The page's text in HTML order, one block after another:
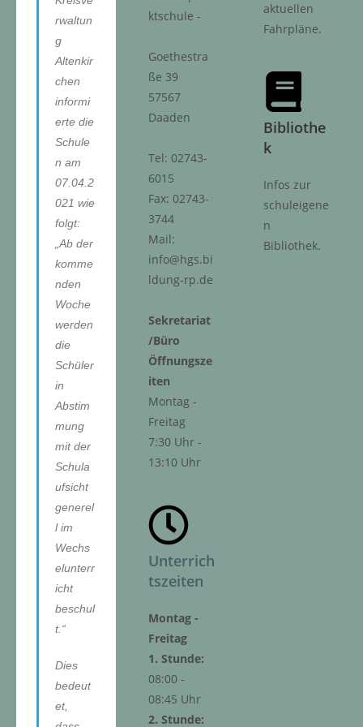
ktschule -
Goethestra
ße 39
57567
Daaden
Tel: 02743-
6015
Fax: 02743-
3744
Mail:
info@hgs.bi
ldung-rp.de
Sekretariat
/Büro
Öffnungsze
iten
Montag -
Freitag
7:30 Uhr -
13:10 Uhr
Unterrich
tszeiten
Montag -
Freitag
1. Stunde:
08:00 -
08:45 Uhr
2. Stunde:
rwaltun
g
Altenkir
chen
informi
erte die
Schule
n am
07.04.2
021 wie
folgt:
„Ab der
komme
nden
Woche
werden
die
Schüler
in
Abstim
mung
mit der
Schula
ufsicht
generel
l im
Wechs
elunterr
icht
beschul
t.“
Dies
bedeut
et,
aktuellen
Fahrpläne.
Bibliothe
k
Infos zur
schuleigene
n
Bibliothek.